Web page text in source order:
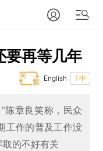
要再等几年
T中
English
陈章良笑称，民众
工作的普及工作没
的不好有关